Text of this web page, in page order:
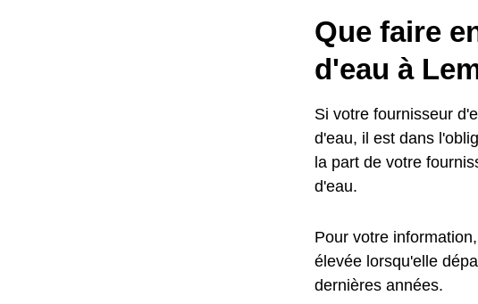
Que faire
d'eau à
Si votre fournisseur
d'eau, il est dans
la part de votre
d'eau.
Pour votre
élevée lorsqu'elle
dernières années.